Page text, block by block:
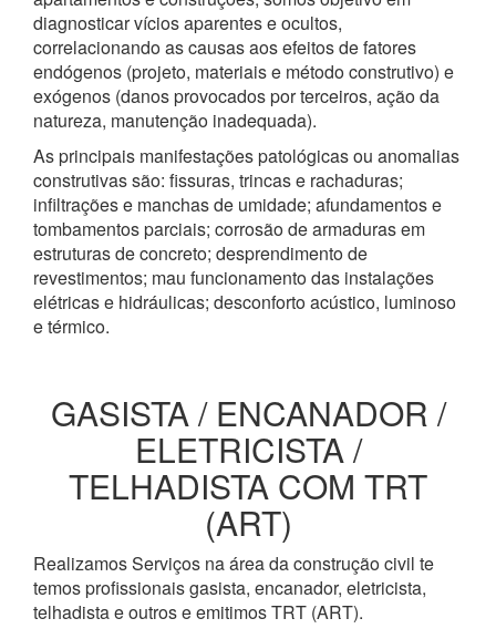
diagnosticar vícios aparentes e ocultos,
correlacionando as causas aos efeitos de fatores
endógenos (projeto, materiais e método construtivo) e
exógenos (danos provocados por terceiros, ação da
natureza, manutenção inadequada).
As principais manifestações patológicas ou anomalias
construtivas são: fissuras, trincas e rachaduras;
infiltrações e manchas de umidade; afundamentos e
tombamentos parciais; corrosão de armaduras em
estruturas de concreto; desprendimento de
revestimentos; mau funcionamento das instalações
elétricas e hidráulicas; desconforto acústico, luminoso
e térmico.
GASISTA / ENCANADOR /
ELETRICISTA /
TELHADISTA COM TRT
(ART)
Realizamos Serviços na área da construção civil te
temos profissionais gasista, encanador, eletricista,
telhadista e outros e emitimos TRT (ART).